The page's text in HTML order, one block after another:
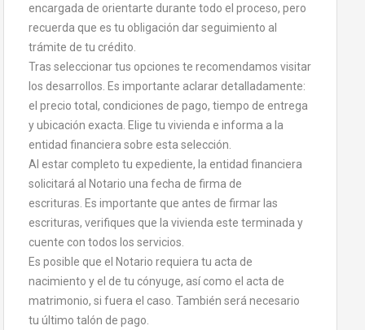
encargada de orientarte durante todo el proceso, pero
recuerda que es tu obligación dar seguimiento al
trámite de tu crédito.
Tras seleccionar tus opciones te recomendamos visitar
los desarrollos. Es importante aclarar detalladamente:
el precio total, condiciones de pago, tiempo de entrega
y ubicación exacta. Elige tu vivienda e informa a la
entidad financiera sobre esta selección.
Al estar completo tu expediente, la entidad financiera
solicitará al Notario una fecha de firma de
escrituras. Es importante que antes de firmar las
escrituras, verifiques que la vivienda este terminada y
cuente con todos los servicios.
Es posible que el Notario requiera tu acta de
nacimiento y el de tu cónyuge, así como el acta de
matrimonio, si fuera el caso. También será necesario
tu último talón de pago.